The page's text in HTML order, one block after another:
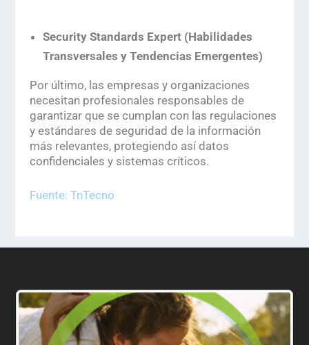
Security Standards Expert (Habilidades
Transversales y Tendencias Emergentes)
Por último, las empresas y organizaciones
necesitan profesionales responsables de
garantizar que se cumplan con las regulaciones
y estándares de seguridad de la información
más relevantes, protegiendo así datos
confidenciales y sistemas críticos.
Fuente: TnTecno